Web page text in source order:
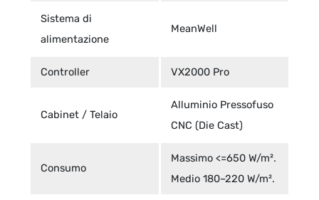
Sistema di
alimentazione
MeanWell
Controller VX2000 Pro
Cabinet / Telaio
Alluminio Pressofuso
CNC (Die Cast)
Consumo
Massimo <=650 W/m².
Medio 180–220 W/m².